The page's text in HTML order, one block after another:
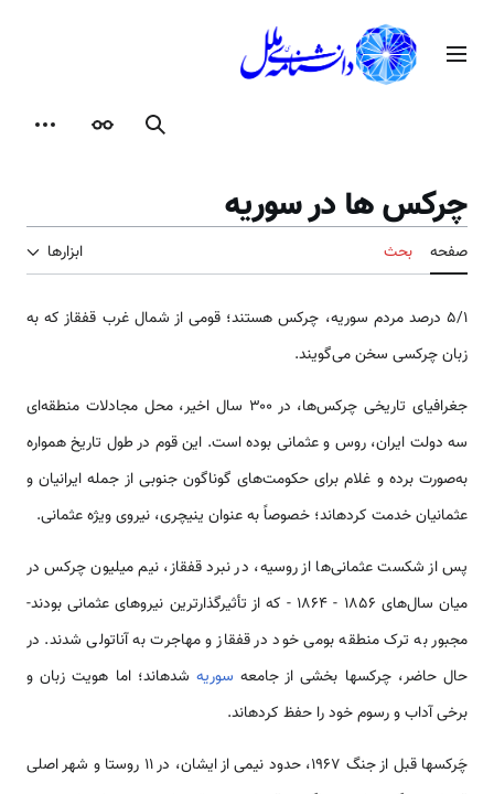
محتوامنوی اصلی
جستجوظاهر
چرکس ­ها در سوریه
صفحه بحث ابزارها
5/1 درصد مردم سوریه، چرکس هستند؛ قومی از شمال غرب قفقاز که به
زبان چرکسی سخن می‌گویند.
جغرافیای تاریخی چرکس‌ها، در ۳۰۰ سال اخیر، محل مجادلات منطقه‌ای
سه دولت ایران، روس و عثمانی بوده است. این قوم در طول تاریخ همواره
به‌صورت برده و غلام برای حکومت‌های گوناگون جنوبی از جمله ایرانیان و
عثمانیان خدمت کرده­اند؛ خصوصاً به عنوان ینی­چری، نیروی ویژه عثمانی.
پس از شکست عثمانی‌ها از روسیه، در نبرد قفقاز، نیم میلیون چرکس در
میان سال‌های ۱۸۵۶ - ۱۸۶۴ - که از تأثیرگذارترین نیروهای عثمانی بودند-
مجبور به ترک منطقه بومی خود در قفقاز و مهاجرت به آناتولی شدند. در
حال حاضر، چرکس­ها بخشی از جامعه سوریه شده­اند؛ اما هویت زبان و
برخی آداب و رسوم خود را حفظ کرده­اند.
چَرکس­ها قبل از جنگ 1967، حدود نیمی از ایشان، در 11 روستا و شهر اصلی